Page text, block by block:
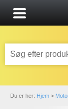
Du er her: Hjem >